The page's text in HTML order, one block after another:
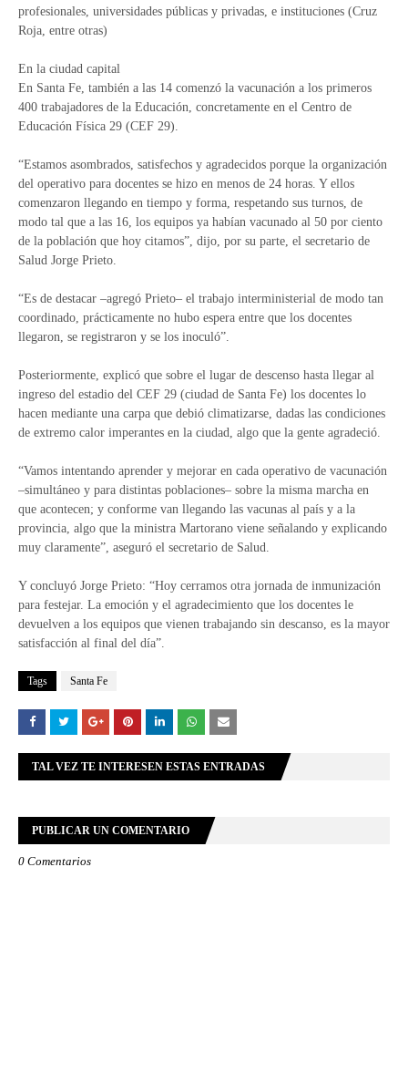
profesionales, universidades públicas y privadas, e instituciones (Cruz
Roja, entre otras)
En la ciudad capital
En Santa Fe, también a las 14 comenzó la vacunación a los primeros
400 trabajadores de la Educación, concretamente en el Centro de
Educación Física 29 (CEF 29).
“Estamos asombrados, satisfechos y agradecidos porque la organización
del operativo para docentes se hizo en menos de 24 horas. Y ellos
comenzaron llegando en tiempo y forma, respetando sus turnos, de
modo tal que a las 16, los equipos ya habían vacunado al 50 por ciento
de la población que hoy citamos”, dijo, por su parte, el secretario de
Salud Jorge Prieto.
“Es de destacar –agregó Prieto– el trabajo interministerial de modo tan
coordinado, prácticamente no hubo espera entre que los docentes
llegaron, se registraron y se los inoculó”.
Posteriormente, explicó que sobre el lugar de descenso hasta llegar al
ingreso del estadio del CEF 29 (ciudad de Santa Fe) los docentes lo
hacen mediante una carpa que debió climatizarse, dadas las condiciones
de extremo calor imperantes en la ciudad, algo que la gente agradeció.
“Vamos intentando aprender y mejorar en cada operativo de vacunación
–simultáneo y para distintas poblaciones– sobre la misma marcha en
que acontecen; y conforme van llegando las vacunas al país y a la
provincia, algo que la ministra Martorano viene señalando y explicando
muy claramente”, aseguró el secretario de Salud.
Y concluyó Jorge Prieto: “Hoy cerramos otra jornada de inmunización
para festejar. La emoción y el agradecimiento que los docentes le
devuelven a los equipos que vienen trabajando sin descanso, es la mayor
satisfacción al final del día”.
Tags Santa Fe
TAL VEZ TE INTERESEN ESTAS ENTRADAS
PUBLICAR UN COMENTARIO
0 Comentarios